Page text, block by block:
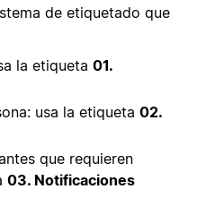
de etiquetado que
la etiqueta 01.
usa la etiqueta 02.
que requieren
03. Notificaciones